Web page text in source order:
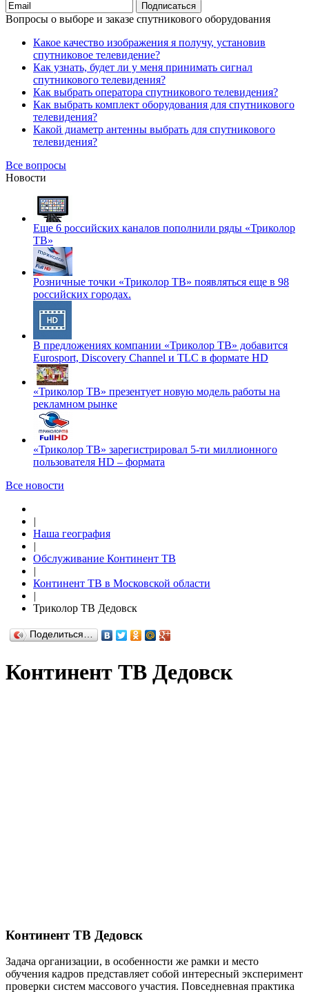
Подписаться
Вопросы о выборе и заказе спутникового оборудования
Какое качество изображения я получу, установив
спутниковое телевидение?
Как узнать, будет ли у меня принимать сигнал
спутникового телевидения?
Как выбрать оператора спутникового телевидения?
Как выбрать комплект оборудования для спутникового
телевидения?
Какой диаметр антенны выбрать для спутникового
телевидения?
Все вопросы
Новости
Еще 6 российских каналов пополнили ряды «Триколор
ТВ»
Розничные точки «Триколор ТВ» появляться еще в 98
российских городах.
В предложениях компании «Триколор ТВ» добавится
Eurosport, Discovery Channel и TLC в формате HD
«Триколор ТВ» презентует новую модель работы на
рекламном рынке
«Триколор ТВ» зарегистрировал 5-ти миллионного
пользователя HD – формата
Все новости
|
Наша география
|
Обслуживание Континент ТВ
|
Континент ТВ в Московской области
|
Триколор ТВ Дедовск
Поделиться…
Континент ТВ Дедовск
Континент ТВ Дедовск
Задача организации, в особенности же рамки и место
обучения кадров представляет собой интересный эксперимент
проверки систем массового участия. Повседневная практика